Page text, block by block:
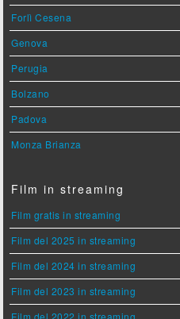
Forlì Cesena
Genova
Perugia
Bolzano
Padova
Monza Brianza
Film in streaming
Film gratis in streaming
Film del 2025 in streaming
Film del 2024 in streaming
Film del 2023 in streaming